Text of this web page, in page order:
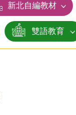
新北自編教材
雙語教育